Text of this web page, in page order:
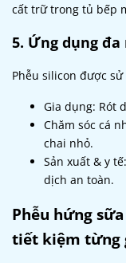
cất trữ trong tủ bếp
5. Ứng dụng đa
Phễu silicon được
Gia dụng: Rót
Chăm sóc cá
chai nhỏ.
Sản xuất & y
dịch an toàn.
Phễu hứng
tiết kiệm từng